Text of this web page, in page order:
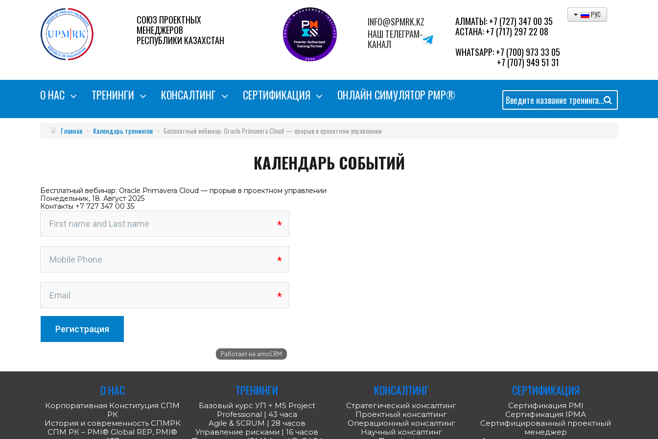
СОЮЗ ПРОЕКТНЫХ
МЕНЕДЖЕРОВ
РЕСПУБЛИКИ КАЗАХСТАН
INFO@SPMRK.KZ
НАШ ТЕЛЕГРАМ-
КАНАЛ
АЛМАТЫ:+7 (727) 347 00 35
АСТАНА:+7 (717) 297 22 08
WHATSAPP:+7 (700) 973 33 05
+7 (707) 949 51 31
РУС
О НАС ТРЕНИНГИ КОНСАЛТИНГ СЕРТИФИКАЦИЯ ОНЛАЙН СИМУЛЯТОР PMP® Искать...
Главная > Календарь тренингов > Бесплатный вебинар: Oracle Primavera Cloud — прорыв в проектном управлении
КАЛЕНДАРЬ СОБЫТИЙ
Бесплатный вебинар: Oracle Primavera Cloud — прорыв в проектном управлении
Понедельник, 18. Август 2025
Контакты +7 727 347 00 35
О НАС
Корпоративная Конституция СПМ
РК
История и современность СПМРК
СПМ РК – PMI® Global REP, PMI®
ТРЕНИНГИ
Базовый курс УП + MS Project
Professional | 43 часа
Agile & SCRUM | 28 часов
Управление рисками | 16 часов
КОНСАЛТИНГ
Стратегический консалтинг
Проектный консалтинг
Операционный консалтинг
Научный консалтинг
СЕРТИФИКАЦИЯ
Сертификация PMI
Сертификация IPMA
Сертифицированный проектный
менеджер